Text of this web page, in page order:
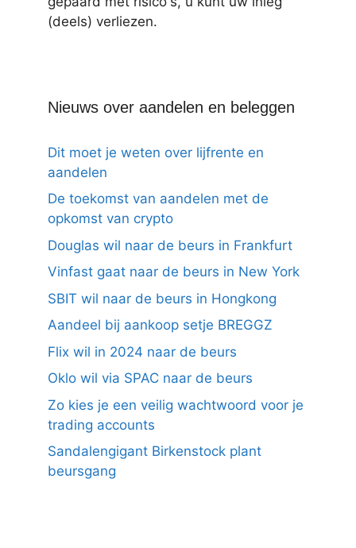
(deels) verliezen.
Nieuws over aandelen en beleggen
Dit moet je weten over lijfrente en
aandelen
De toekomst van aandelen met de
opkomst van crypto
Douglas wil naar de beurs in Frankfurt
Vinfast gaat naar de beurs in New York
SBIT wil naar de beurs in Hongkong
Aandeel bij aankoop setje BREGGZ
Flix wil in 2024 naar de beurs
Oklo wil via SPAC naar de beurs
Zo kies je een veilig wachtwoord voor je
trading accounts
Sandalengigant Birkenstock plant
beursgang